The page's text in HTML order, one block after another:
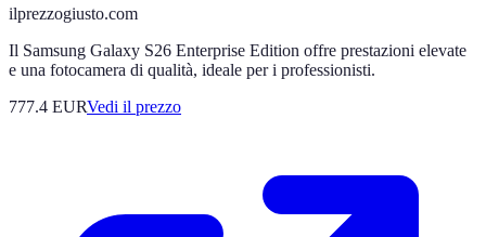
ilprezzogiusto.com
Il Samsung Galaxy S26 Enterprise Edition offre prestazioni elevate
e una fotocamera di qualità, ideale per i professionisti.
777.4 EURVedi il prezzo